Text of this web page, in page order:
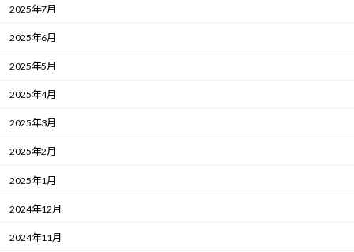
2025年7月
2025年6月
2025年5月
2025年4月
2025年3月
2025年2月
2025年1月
2024年12月
2024年11月